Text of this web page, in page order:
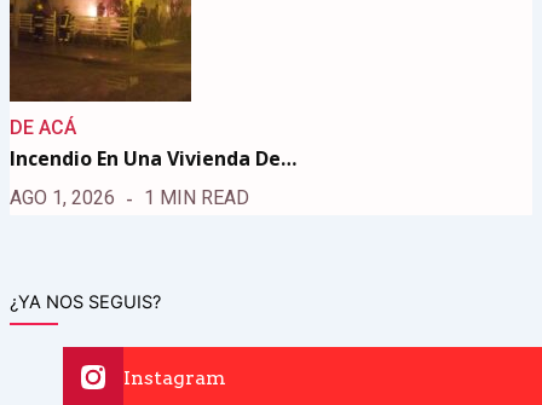
DE ACÁ
Incendio En Una Vivienda De…
AGO 1, 2026 1 MIN READ
¿YA NOS SEGUIS?
Instagram